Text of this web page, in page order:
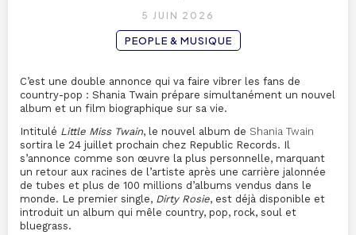
5 JUIN 2026
PEOPLE & MUSIQUE
C’est une double annonce qui va faire vibrer les fans de
country-pop : Shania Twain prépare simultanément un nouvel
album et un film biographique sur sa vie.
Intitulé Little Miss Twain, le nouvel album de Shania Twain
sortira le 24 juillet prochain chez Republic Records. Il
s’annonce comme son œuvre la plus personnelle, marquant
un retour aux racines de l’artiste après une carrière jalonnée
de tubes et plus de 100 millions d’albums vendus dans le
monde. Le premier single, Dirty Rosie, est déjà disponible et
introduit un album qui mêle country, pop, rock, soul et
bluegrass.